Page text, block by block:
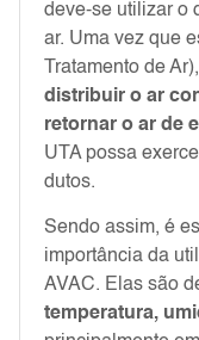
deve-se utilizar o
ar. Uma vez que
Tratamento de
distribuir o ar
retornar o ar de
UTA possa
dutos.
Sendo assim, é
importância da
AVAC. Elas são
temperatura,